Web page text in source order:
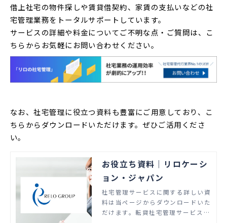
借上社宅の物件探しや賃貸借契約、家賃の支払いなどの社
宅管理業務をトータルサポートしています。
サービスの詳細や料金についてご不明な点・ご質問は、こ
ちらからお気軽にお問い合わせください。
なお、社宅管理に役立つ資料も豊富にご用意しており、こ
ちらからダウンロードいただけます。ぜひご活用くださ
い。
お役立ち資料｜リロケーシ
ョン・ジャパン
社宅管理サービスに関する詳しい資
料は当ページからダウンロードいた
だけます。転貸社宅管理サービスの